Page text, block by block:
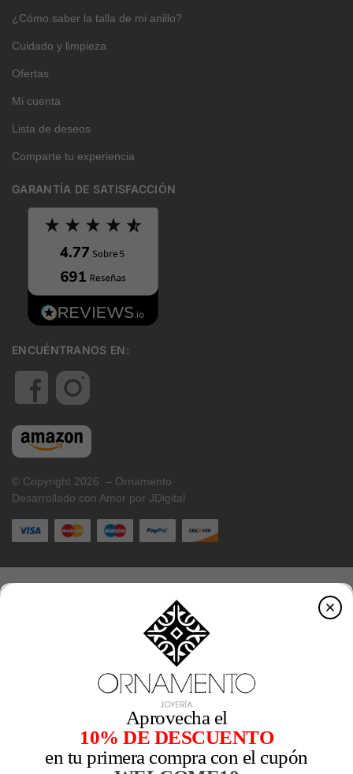
¿Cómo saber la talla de mi anillo?
Cuidado y limpieza
Ofertas
Mi cuenta
Lista de deseos
Comparte tu experiencia
GARANTÍA DE SATISFACCIÓN
ENCUÉNTRANOS EN:
© Copyright 2026 – Ornamento
Desarrollado con Amor por JDigital
Aprovecha el
10% DE DESCUENTO
en tu primera compra con el cupón